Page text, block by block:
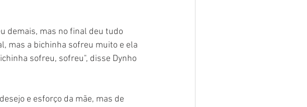
demais, mas no final deu tudo
mas a bichinha sofreu muito e ela
sofreu, sofreu", disse Dynho
e esforço da mãe, mas de